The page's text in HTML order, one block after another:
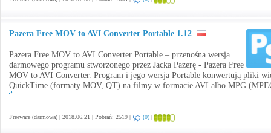
Pazera Free MOV to AVI Converter Portable 1.12
Pazera Free MOV to AVI Converter Portable – przenośna wersja
darmowego programu stworzonego przez Jacka Pazerę - Pazera Free
MOV to AVI Converter. Program i jego wersja Portable konwertują pliki
QuickTime (formaty MOV, QT) na filmy w formacie AVI albo MPG
Freeware (darmowa) | 2018.06.21 | Pobrań: 2519 | (0) |